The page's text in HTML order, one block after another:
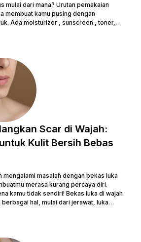
mulai dari mana? Urutan pemakaian
membuat kamu pusing dengan
Ada moisturizer , sunscreen , toner,
lagi. Tak heran juga kalau kamu
di bagian luarnya. Sebelum
sudah menyiapkan informasi lengkap
Scar di Wajah:
Kulit Bersih Bebas
mengalami masalah dengan bekas luka
merasa kurang percaya diri.
kamu tidak sendiri! Bekas luka di wajah
hal, mulai dari jerawat, luka
Ada banyak cara menghilangkan
terbaik menghilangkan bekas luka